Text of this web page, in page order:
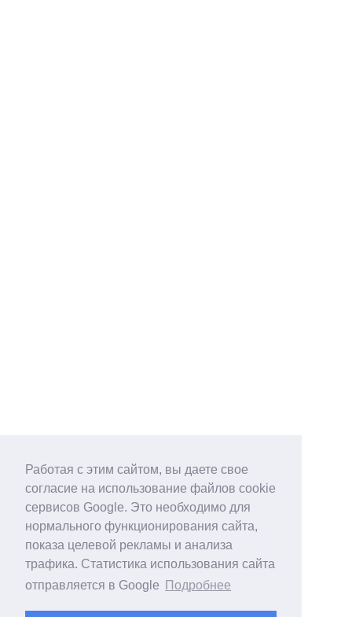
Работая с этим сайтом, вы даете свое
согласие на использование файлов cookie
сервисов Google. Это необходимо для
нормального функционирования сайта,
показа целевой рекламы и анализа
трафика. Статистика использования сайта
отправляется в Google
Подробнее